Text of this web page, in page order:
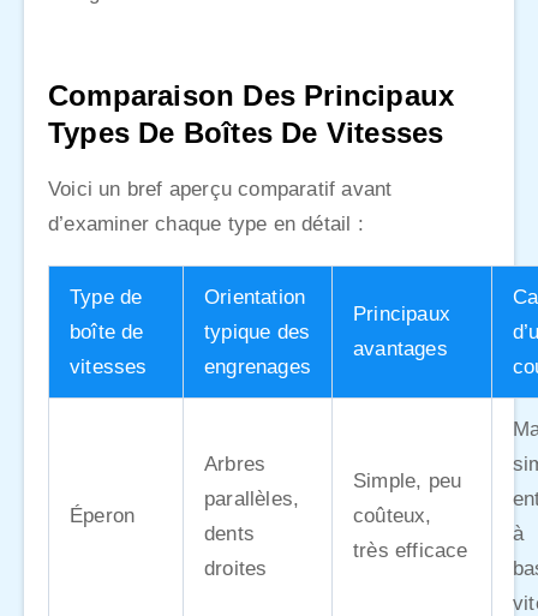
Comparaison Des Principaux
Types De Boîtes De Vitesses
Voici un bref aperçu comparatif avant
d’examiner chaque type en détail :
Type de
boîte de
vitesses
Orientation
typique des
engrenages
Principaux
avantages
Éperon
Arbres
parallèles,
dents
droites
Simple, peu
coûteux,
très efficace
à